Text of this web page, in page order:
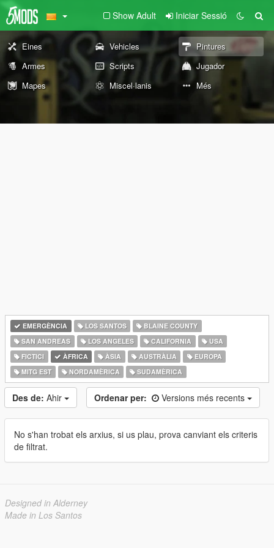
Show Adult Iniciar Sessió
Eines Vehicles
Pintures
Armes
Scripts
Jugador
Mapes
Miscel·lanis Més
EMERGÈNCIA LOS SANTOS
BLAINE COUNTY
SAN ANDREAS
LOS ANGELES CALIFORNIA
USA
FICTICI
ÀFRICA ÀSIA AUSTRÀLIA
EUROPA
MITG EST
NORDAMÈRICA SUDAMÈRICA
Des de: Ahir Ordenar per: Versions més recents
No s'han trobat els arxius, si us plau, prova canviant els criteris
de filtrat.
Designed in Alderney
Made in Los Santos